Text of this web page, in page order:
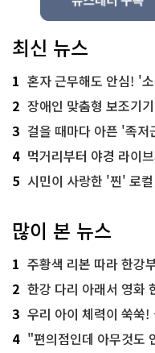
최신 뉴스
1 혼자 근무해도 안심! '
2 장애인 맞춤형 보조기기
3 걸을 때마다 아픈 '족저근
4 먹거리부터 야경 라이
5 시민이 사랑한 '찐' 로컬
많이 본 뉴스
1 주황색 리본 따라 한강부터
2 한강 다리 아래서 영화
3 우리 아이 체력이 쑥쑥!
4 "편의점인데 아무것도 안 팔